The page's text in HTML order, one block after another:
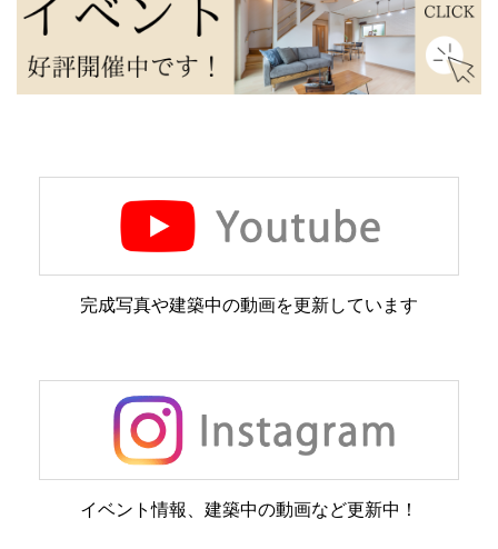
完成写真や建築中の動画を更新しています
イベント情報、建築中の動画など更新中！